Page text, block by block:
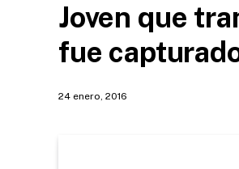
Joven que
fue
24 enero, 2016